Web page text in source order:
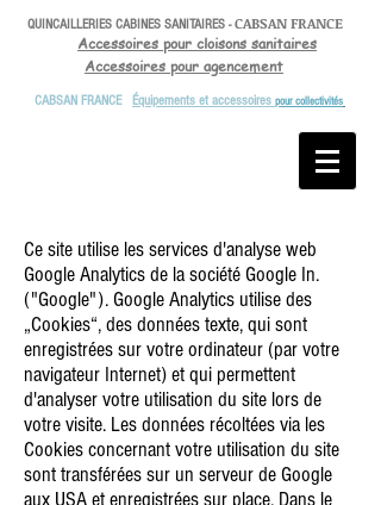
QUINCAILLERIES CABINES SANITAIRES -CABSANFRANCE
Accessoires pour cloisons sanitaires
Accessoires pour agencement
CABSAN FRANCE Équipements et accessoires pour collectivités
Ce site utilise les services d'analyse web
Google Analytics de la société Google In.
("Google"). Google Analytics utilise des
„Cookies“, des données texte, qui sont
enregistrées sur votre ordinateur (par votre
navigateur Internet) et qui permettent
d'analyser votre utilisation du site lors de
votre visite. Les données récoltées via les
Cookies concernant votre utilisation du site
sont transférées sur un serveur de Google
aux USA et enregistrées sur place. Dans le